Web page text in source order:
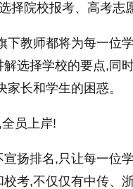
择院校报考、高考志
下教师都将为每一位
选择学校的要点,同
长和学生的困惑。
员上岸!
扬排名,只让每一位
考,不仅仅有中传、